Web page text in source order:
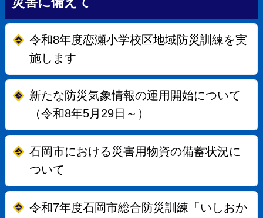
令和8年度恋瀬小学校区地域防災訓練を実
施します
新たな防災気象情報の運用開始について
（令和8年5月29日～）
石岡市における災害用物資の備蓄状況に
ついて
令和7年度石岡市総合防災訓練「いしおか